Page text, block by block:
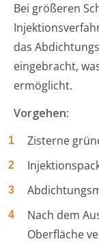
Bei größeren
das
eingebracht,
ermöglicht.
Vorgehen:
Zisterne
Nach dem
Oberfläche